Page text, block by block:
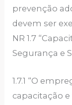
prevenção
devem ser
NR 1.7
Segurança e
1.7.1 “O
capacitação